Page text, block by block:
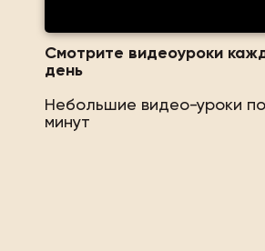
Смотрите видеоуроки
день
Небольшие видео-уроки
минут